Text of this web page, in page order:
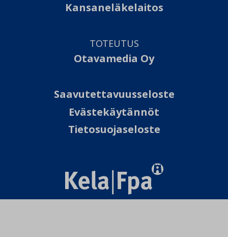
Kansaneläkelaitos
TOTEUTUS
Otavamedia Oy
Saavutettavuusseloste
Evästekäytännöt
Tietosuojaseloste